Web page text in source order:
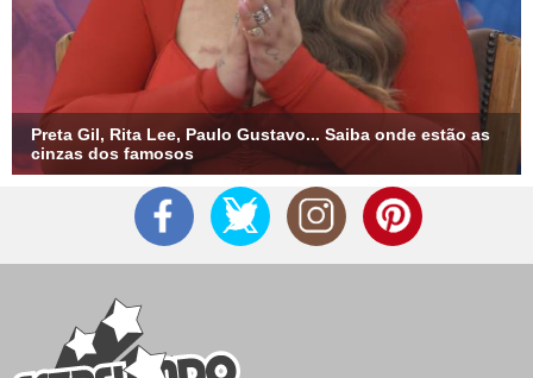
Preta Gil, Rita Lee, Paulo Gustavo... Saiba onde estão as
cinzas dos famosos